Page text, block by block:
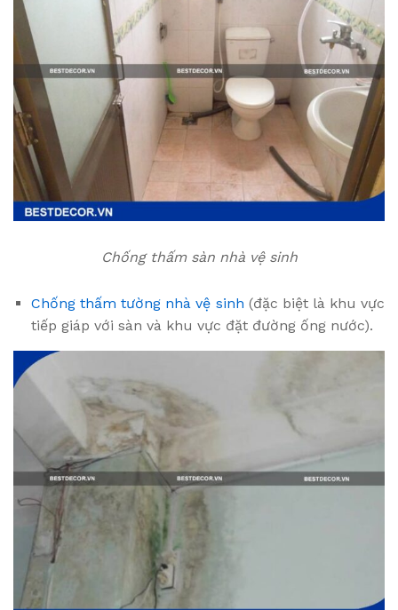
Chống thấm sàn nhà vệ sinh
Chống thấm tường nhà vệ sinh (đặc biệt là khu vực
tiếp giáp với sàn và khu vực đặt đường ống nước).